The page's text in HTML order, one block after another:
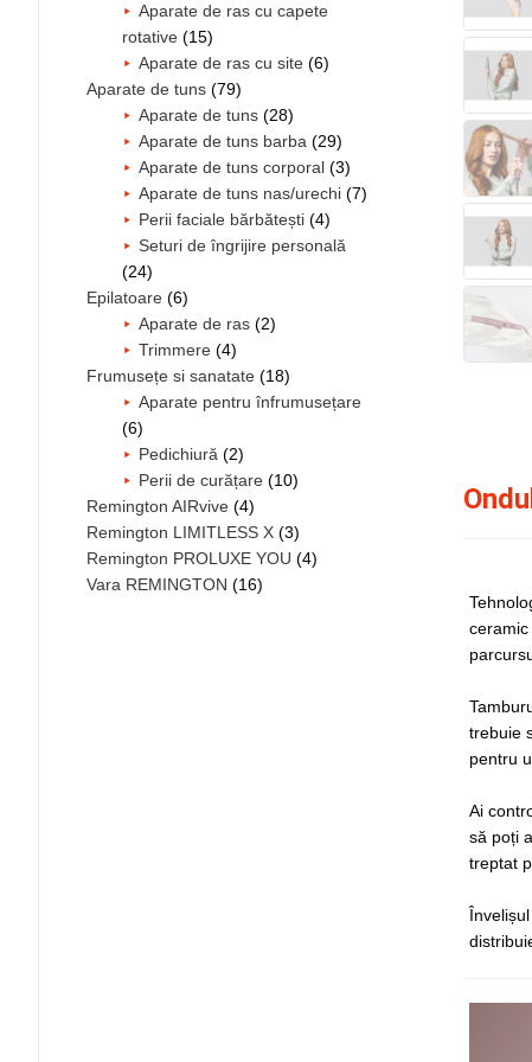
trebuie
pentru
Ai
să poți
treptat
Aparate de ras cu capete
rotative (15)
Aparate de ras cu site (6)
Aparate de tuns (79)
Aparate de tuns (28)
Aparate de tuns barba (29)
Aparate de tuns corporal (3)
Aparate de tuns nas/urechi (7)
Perii faciale bărbătești (4)
Seturi de îngrijire personală
(24)
Epilatoare (6)
Aparate de ras (2)
Trimmere (4)
Frumusețe si sanatate (18)
Aparate pentru înfrumusețare
(6)
Pedichiură (2)
Perii de curățare (10)
Remington AIRvive (4)
Remington LIMITLESS X (3)
Remington PROLUXE YOU (4)
Vara REMINGTON (16)